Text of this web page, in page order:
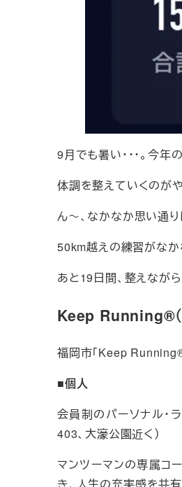
9月でも暑い・・・。今年
体調を整えていくのが
ん～、なかなか思い通
50km越えの練習がなか
あと19日間、整えなが
Keep Running®
福岡市「Keep Running®
■個人
会員制のパーソナル・
403、大濠公園近く）
マンツーマンの専属コ